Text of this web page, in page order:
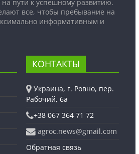
пути к успешному развитию.
все, чтобы пребывание на
информативным и
КОНТАКТЫ
Украина, г. Ровно, пер.
Рабочий, 6а
+38 067 364 71 72
agroc.news@gmail.com
Обратная связь